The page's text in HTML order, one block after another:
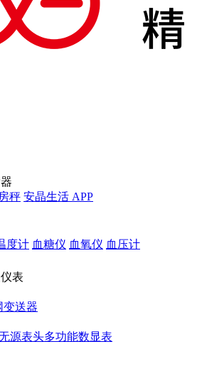
秤 安晶生活 APP
度计 血糖仪 血氧仪 血压计
表
变送器
源表头多功能数显表